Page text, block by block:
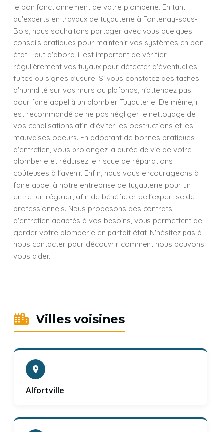
le bon fonctionnement de votre plomberie. En tant
qu'experts en travaux de tuyauterie à Fontenay-sous-
Bois, nous souhaitons partager avec vous quelques
conseils pratiques pour maintenir vos systèmes en bon
état. Tout d'abord, il est important de vérifier
régulièrement vos tuyaux pour détecter d'éventuelles
fuites ou signes d'usure. Si vous constatez des taches
d'humidité sur vos murs ou plafonds, n'attendez pas
pour faire appel à un plombier Tuyauterie. De même, il
est recommandé de ne pas négliger le nettoyage de
vos canalisations afin d'éviter les obstructions et les
mauvaises odeurs. En adoptant de bonnes pratiques
d'entretien, vous prolongez la durée de vie de votre
plomberie et réduisez le risque de réparations
coûteuses à l'avenir. Enfin, nous vous encourageons à
faire appel à notre entreprise de tuyauterie pour un
entretien régulier, afin de bénéficier de l'expertise de
professionnels. Nous proposons des contrats
d'entretien adaptés à vos besoins, vous permettant de
garder votre plomberie en parfait état. N'hésitez pas à
nous contacter pour découvrir comment nous pouvons
vous aider.
Villes voisines
Alfortville